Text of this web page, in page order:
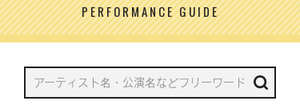
PERFORMANCE GUIDE